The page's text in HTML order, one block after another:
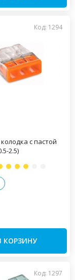
Код: 1294
с пастой
2.5)
КОРЗИНУ
Код: 1297